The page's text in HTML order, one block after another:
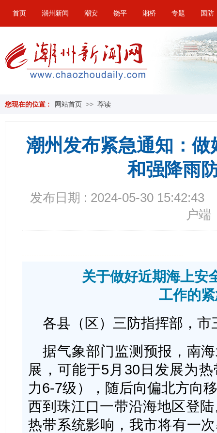
首页 潮州新闻 潮安 饶平 湘桥 专题 国防
您现在的位置 : 网站首页 >> 荐读
潮州发布紧急通知：
和强降雨
发布日期 : 2024-05-30 15:42:43
户端
关于做好近期海上安
工作的
各县（区）三防指挥部，
据气象部门监测预报，南
展，可能于5月30日发展为
力6-7级），随后向偏北方向
西到珠江口一带沿海地区登
热带系统影响，我市将有一